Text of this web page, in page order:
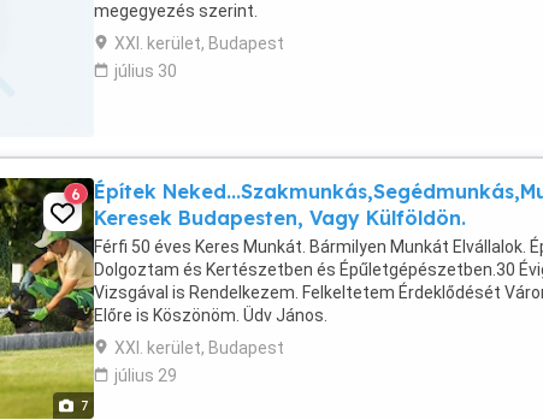
megegyezés szerint.
XXI. kerület, Budapest
július 30
7
6
Építek
Keresek Budapesten, Vagy Külföldön.
Férfi 50 éves Keres Munkát. Bármilyen Munkát Elvállalok.
Dolgoztam és Kertészetben és Épűletgépészetben.30
Vizsgával is Rendelkezem. Felkeltetem Érdeklődését
Előre is Köszönöm. Üdv János.
XXI. kerület, Budapest
július 29